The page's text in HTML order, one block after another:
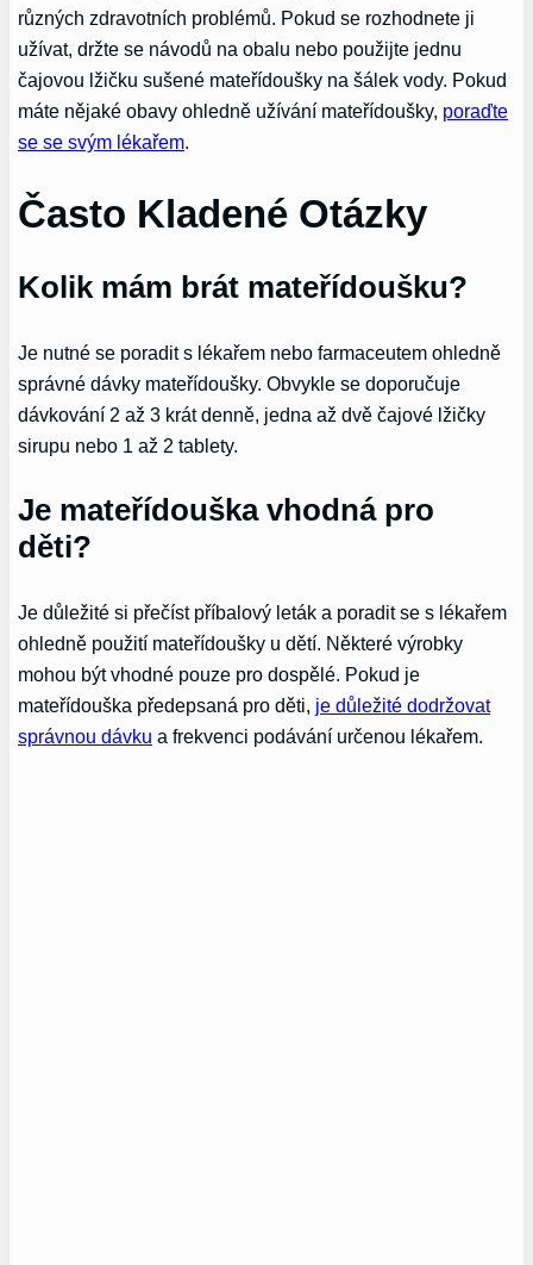
různých zdravotních problémů. Pokud se rozhodnete ji
užívat, držte se návodů na obalu nebo použijte jednu
čajovou lžičku sušené mateřídoušky na šálek vody. Pokud
máte nějaké obavy ohledně užívání mateřídoušky, poraďte
se se svým lékařem.
Často Kladené Otázky
Kolik mám brát mateřídoušku?
Je nutné se poradit s lékařem nebo farmaceutem ohledně
správné dávky mateřídoušky. Obvykle se doporučuje
dávkování 2 až 3 krát denně, jedna až dvě čajové lžičky
sirupu nebo 1 až 2 tablety.
Je mateřídouška vhodná pro
děti?
Je důležité si přečíst příbalový leták a poradit se s lékařem
ohledně použití mateřídoušky u dětí. Některé výrobky
mohou být vhodné pouze pro dospělé. Pokud je
mateřídouška předepsaná pro děti, je důležité dodržovat
správnou dávku a frekvenci podávání určenou lékařem.